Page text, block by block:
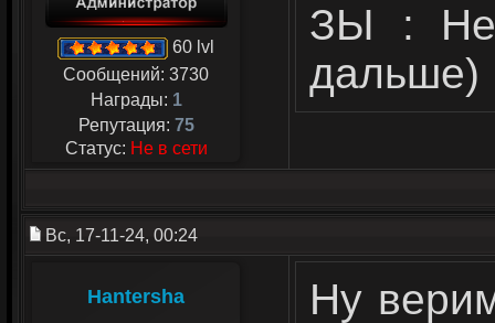
60 lvl
Сообщений: 3730
Награды: 1
Репутация: 75
Статус: Не в сети
ЗЫ : Не
дальше)
Вс, 17-11-24, 00:24
Hantersha
Ну